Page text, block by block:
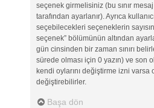
seçenek girmelisiniz (bu sınır
tarafından ayarlanır). Ayrıca
seçebilecekleri seçeneklerin
seçenek” bölümünün altından
gün cinsinden bir zaman sınırı
sürede olması için 0 yazın) ve son
kendi oylarını değiştirme izni
değiştirebilirler.
Başa dön